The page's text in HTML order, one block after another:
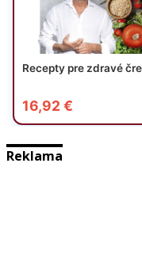
Reklama